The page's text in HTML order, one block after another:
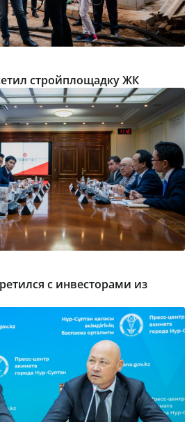
стройплощадку ЖК
с инвесторами из